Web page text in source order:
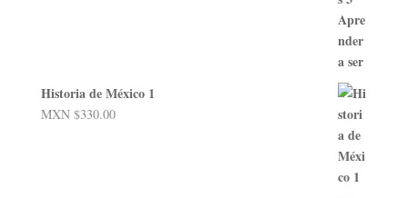
Historia de México 1
MXN $330.00